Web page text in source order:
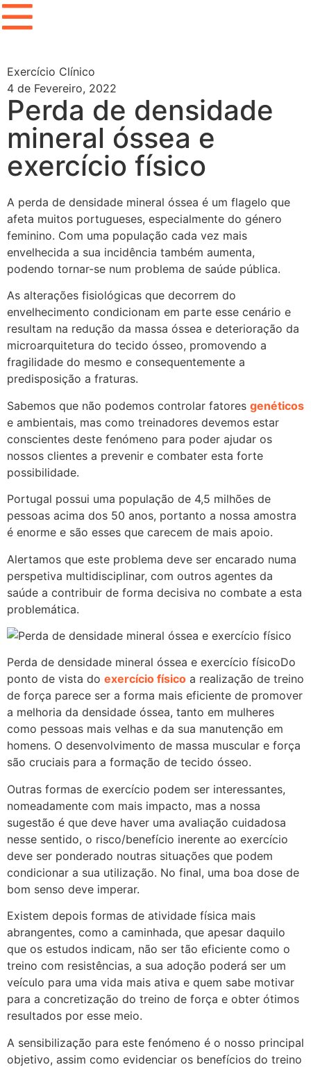
Exercício Clínico
4 de Fevereiro, 2022
Perda de densidade
mineral óssea e
exercício físico
A perda de densidade mineral óssea é um flagelo que
afeta muitos portugueses, especialmente do género
feminino. Com uma população cada vez mais
envelhecida a sua incidência também aumenta,
podendo tornar-se num problema de saúde pública.
As alterações fisiológicas que decorrem do
envelhecimento condicionam em parte esse cenário e
resultam na redução da massa óssea e deterioração da
microarquitetura do tecido ósseo, promovendo a
fragilidade do mesmo e consequentemente a
predisposição a fraturas.
Sabemos que não podemos controlar fatores genéticos
e ambientais, mas como treinadores devemos estar
conscientes deste fenómeno para poder ajudar os
nossos clientes a prevenir e combater esta forte
possibilidade.
Portugal possui uma população de 4,5 milhões de
pessoas acima dos 50 anos, portanto a nossa amostra
é enorme e são esses que carecem de mais apoio.
Alertamos que este problema deve ser encarado numa
perspetiva multidisciplinar, com outros agentes da
saúde a contribuir de forma decisiva no combate a esta
problemática.
Perda de densidade mineral óssea e exercício físicoDo
ponto de vista do exercício físico a realização de treino
de força parece ser a forma mais eficiente de promover
a melhoria da densidade óssea, tanto em mulheres
como pessoas mais velhas e da sua manutenção em
homens. O desenvolvimento de massa muscular e força
são cruciais para a formação de tecido ósseo.
Outras formas de exercício podem ser interessantes,
nomeadamente com mais impacto, mas a nossa
sugestão é que deve haver uma avaliação cuidadosa
nesse sentido, o risco/benefício inerente ao exercício
deve ser ponderado noutras situações que podem
condicionar a sua utilização. No final, uma boa dose de
bom senso deve imperar.
Existem depois formas de atividade física mais
abrangentes, como a caminhada, que apesar daquilo
que os estudos indicam, não ser tão eficiente como o
treino com resistências, a sua adoção poderá ser um
veículo para uma vida mais ativa e quem sabe motivar
para a concretização do treino de força e obter ótimos
resultados por esse meio.
A sensibilização para este fenómeno é o nosso principal
objetivo, assim como evidenciar os benefícios do treino